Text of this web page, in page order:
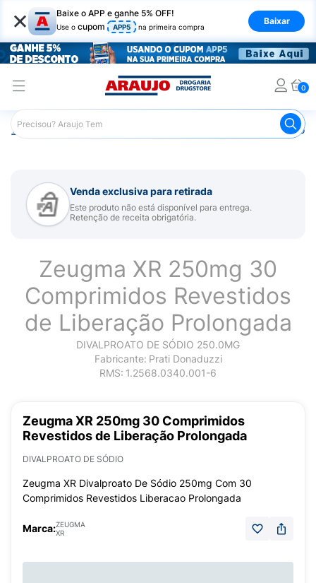
× Baixe o APP e ganhe 5% OFF!
Use o cupom APP5 na primeira compra
Baixar
0
Araujo Medicamentos Remédio para Sistema Nervoso
Venda exclusiva para retirada
Este produto não está disponível para entrega.
Retenção de receita obrigatória.
Zeugma XR 250mg 30
Comprimidos Revestidos
de Liberação Prolongada
DIVALPROATO DE SÓDIO 250.0MG
Fabricante: Prati Donaduzzi
RMS: 1.2568.0340.001-6
Zeugma XR 250mg 30 Comprimidos
Revestidos de Liberação Prolongada
DIVALPROATO DE SÓDIO
Zeugma XR Divalproato De Sódio 250mg Com 30
Comprimidos Revestidos Liberacao Prolongada
Marca:ZEUGMA
XR